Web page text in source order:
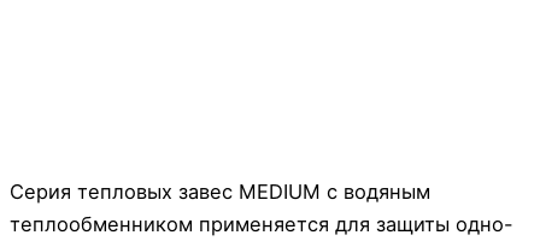
Серия тепловых завес MEDIUM с водяным
теплообменником применяется для защиты одно-